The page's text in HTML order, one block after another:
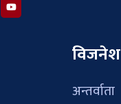
विजनेश
अन्तर्वाता